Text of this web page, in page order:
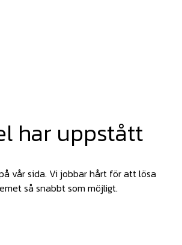
har uppstått
vår sida. Vi jobbar hårt för att lösa
så snabbt som möjligt.